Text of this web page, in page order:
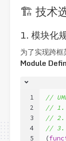
🏗️ 技术
1. 模块化
为了实现跨
Module
1
2
3
4
5
//
// 1.
// 2.
// 3.
(